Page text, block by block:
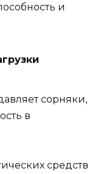
и
сорняки,
в
средств